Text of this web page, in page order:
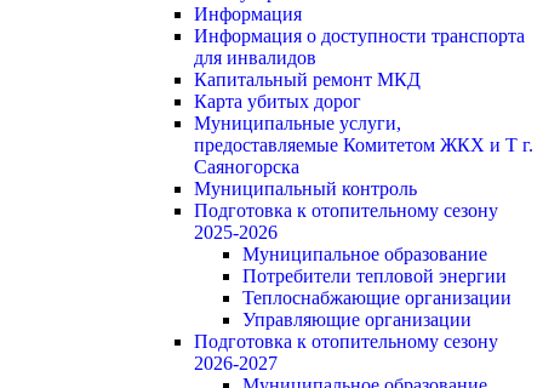
Информация
Информация о доступности транспорта
для инвалидов
Капитальный ремонт МКД
Карта убитых дорог
Муниципальные услуги,
предоставляемые Комитетом ЖКХ и Т г.
Саяногорска
Муниципальный контроль
Подготовка к отопительному сезону
2025-2026
Муниципальное образование
Потребители тепловой энергии
Теплоснабжающие организации
Управляющие организации
Подготовка к отопительному сезону
2026-2027